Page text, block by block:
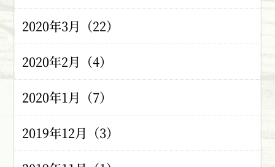
2020年3月（22）
2020年2月（4）
2020年1月（7）
2019年12月（3）